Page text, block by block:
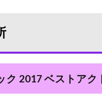
ク 2017 ベストアク